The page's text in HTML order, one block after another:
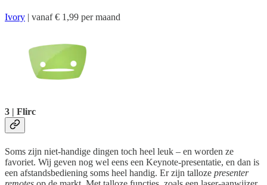
Ivory | vanaf € 1,99 per maand
3 | Flirc
Soms zijn niet-handige dingen toch heel leuk – en worden ze
favoriet. Wij geven nog wel eens een Keynote-presentatie, en dan is
een afstandsbediening soms heel handig. Er zijn talloze presenter